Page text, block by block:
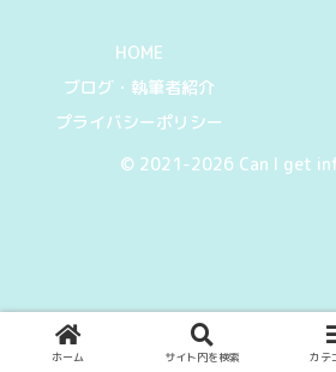
HOME
ブログ・執筆者紹介
プライバシーポリシー
© 2021-2026 Can I get
ホーム サイト内を検索 カテ